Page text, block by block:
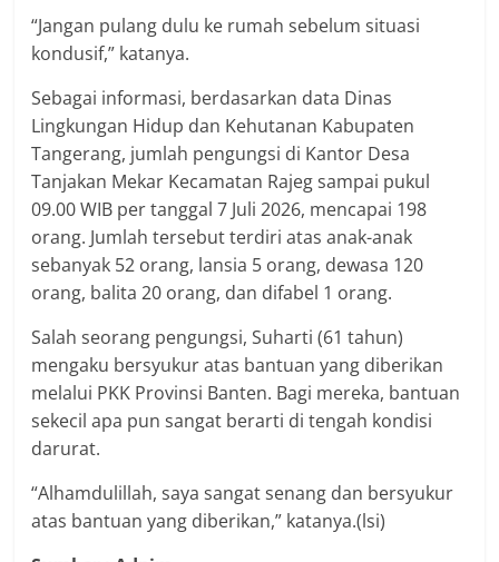
“Jangan pulang dulu ke rumah sebelum situasi
kondusif,” katanya.
Sebagai informasi, berdasarkan data Dinas
Lingkungan Hidup dan Kehutanan Kabupaten
Tangerang, jumlah pengungsi di Kantor Desa
Tanjakan Mekar Kecamatan Rajeg sampai pukul
09.00 WIB per tanggal 7 Juli 2026, mencapai 198
orang. Jumlah tersebut terdiri atas anak-anak
sebanyak 52 orang, lansia 5 orang, dewasa 120
orang, balita 20 orang, dan difabel 1 orang.
Salah seorang pengungsi, Suharti (61 tahun)
mengaku bersyukur atas bantuan yang diberikan
melalui PKK Provinsi Banten. Bagi mereka, bantuan
sekecil apa pun sangat berarti di tengah kondisi
darurat.
“Alhamdulillah, saya sangat senang dan bersyukur
atas bantuan yang diberikan,” katanya.(lsi)